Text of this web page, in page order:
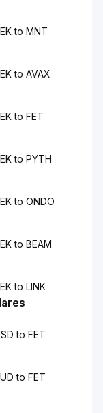
to MNT
to AVAX
to FET
to PYTH
to ONDO
to BEAM
to LINK
to FET
to FET